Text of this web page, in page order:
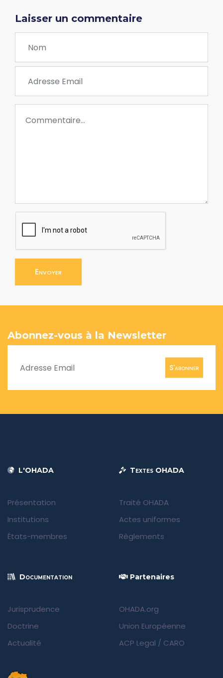
Laisser un commentaire
Envoyer
Abonnez-vous à la Newsletter
S'abonner
L'OHADA
Présentation
Institutions
États-membres
Textes OHADA
Traité OHADA
Actes uniformes
Règlements
Documentation
Jurisprudence
Doctrine
Actualité
Partenaires
OHADA.org
Union Européenne
ACP Legal / CARO